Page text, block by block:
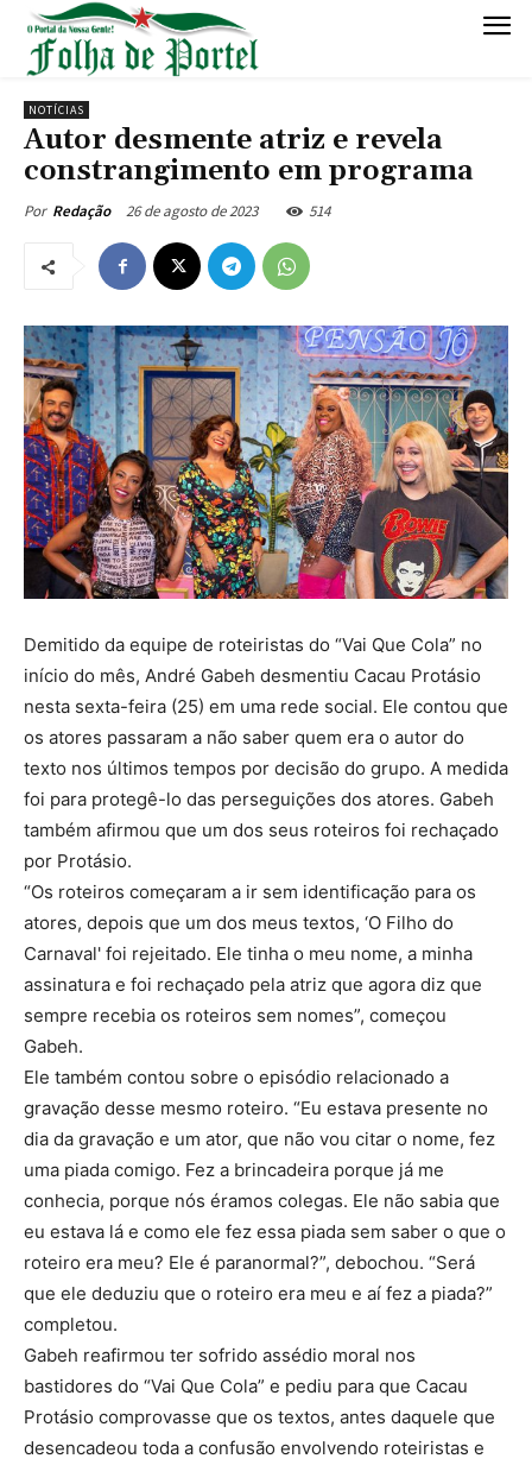
NOTÍCIAS
Autor desmente atriz e revela
constrangimento em programa
Por Redação 26 de agosto de 2023 514
Demitido da equipe de roteiristas do “Vai Que Cola” no
início do mês, André Gabeh desmentiu Cacau Protásio
nesta sexta-feira (25) em uma rede social. Ele contou que
os atores passaram a não saber quem era o autor do
texto nos últimos tempos por decisão do grupo. A medida
foi para protegê-lo das perseguições dos atores. Gabeh
também afirmou que um dos seus roteiros foi rechaçado
por Protásio.
“Os roteiros começaram a ir sem identificação para os
atores, depois que um dos meus textos, ‘O Filho do
Carnaval' foi rejeitado. Ele tinha o meu nome, a minha
assinatura e foi rechaçado pela atriz que agora diz que
sempre recebia os roteiros sem nomes”, começou
Gabeh.
Ele também contou sobre o episódio relacionado a
gravação desse mesmo roteiro. “Eu estava presente no
dia da gravação e um ator, que não vou citar o nome, fez
uma piada comigo. Fez a brincadeira porque já me
conhecia, porque nós éramos colegas. Ele não sabia que
eu estava lá e como ele fez essa piada sem saber o que o
roteiro era meu? Ele é paranormal?”, debochou. “Será
que ele deduziu que o roteiro era meu e aí fez a piada?”
completou.
Gabeh reafirmou ter sofrido assédio moral nos
bastidores do “Vai Que Cola” e pediu para que Cacau
Protásio comprovasse que os textos, antes daquele que
desencadeou toda a confusão envolvendo roteiristas e